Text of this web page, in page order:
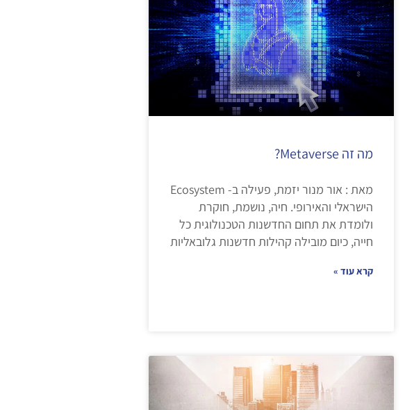
מה זה Metaverse?
מאת : אור מנור יזמת, פעילה ב- Ecosystem
הישראלי והאירופי. חיה, נושמת, חוקרת
ולומדת את תחום החדשנות הטכנולוגית כל
חייה, כיום מובילה קהילות חדשנות גלובאליות
קרא עוד »